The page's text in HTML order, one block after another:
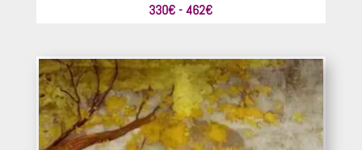
330€ - 462€Rango
desde
330€
hasta
462€